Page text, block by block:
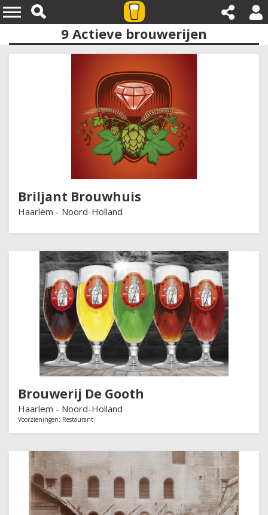
Provincies:noord holland
9 Actieve brouwerijen
Briljant Brouwhuis
Haarlem - Noord-Holland
Brouwerij De Gooth
Haarlem - Noord-Holland
Voorzieningen: Restaurant